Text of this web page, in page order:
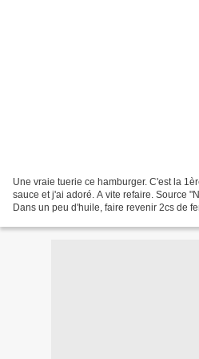
Une vraie tuerie ce hamburger. C'est la
sauce et j'ai adoré. A vite refaire. Source
Dans un peu d'huile, faire revenir 2cs de